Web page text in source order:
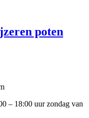
poten
– 18:00 uur zondag van